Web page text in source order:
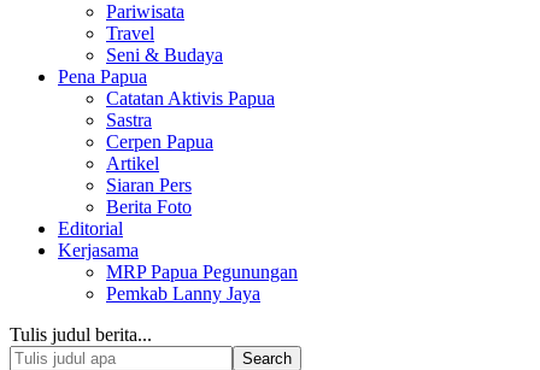
Pariwisata
Travel
Seni & Budaya
Pena Papua
Catatan Aktivis Papua
Sastra
Cerpen Papua
Artikel
Siaran Pers
Berita Foto
Editorial
Kerjasama
MRP Papua Pegunungan
Pemkab Lanny Jaya
Tulis judul berita...